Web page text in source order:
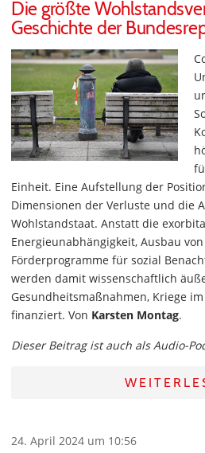
Die größte
Geschichte der
Einheit. Eine Aufstellung der
Dimensionen der Verluste und die
Wohlstandstaat. Anstatt die
Energieunabhängigkeit, Ausbau
Förderprogramme für sozial
werden damit wissenschaftlich
Gesundheitsmaßnahmen, Kriege
finanziert. Von Karsten Montag.
Dieser Beitrag ist auch als Audio-
24. April 2024 um 10:56